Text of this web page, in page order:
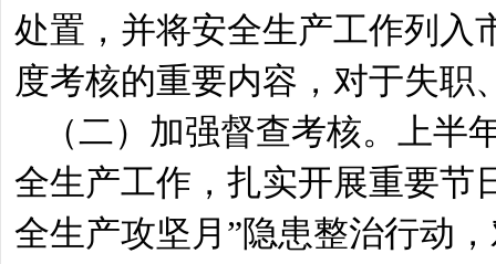
处置，并将安全生产工作列入
度考核的重要内容，对于失职
（二）加强督查考核。上
全生产工作，扎实开展重要节
全生产攻坚月”隐患整治行动